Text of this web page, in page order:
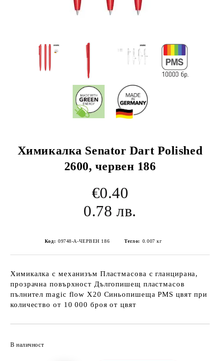
Химикалка Senator Dart Polished
2600, червен 186
€0.40
0.78 лв.
Код: 09748-А-ЧЕРВЕН 186 Тегло: 0.007 кг
Химикалка с механизъм Пластмасова с гланцирана,
прозрачна повърхност Дългопишещ пластмасов
пълнител magic flow Х20 Синьопишеща PMS цвят при
количество от 10 000 броя от цвят
В наличност